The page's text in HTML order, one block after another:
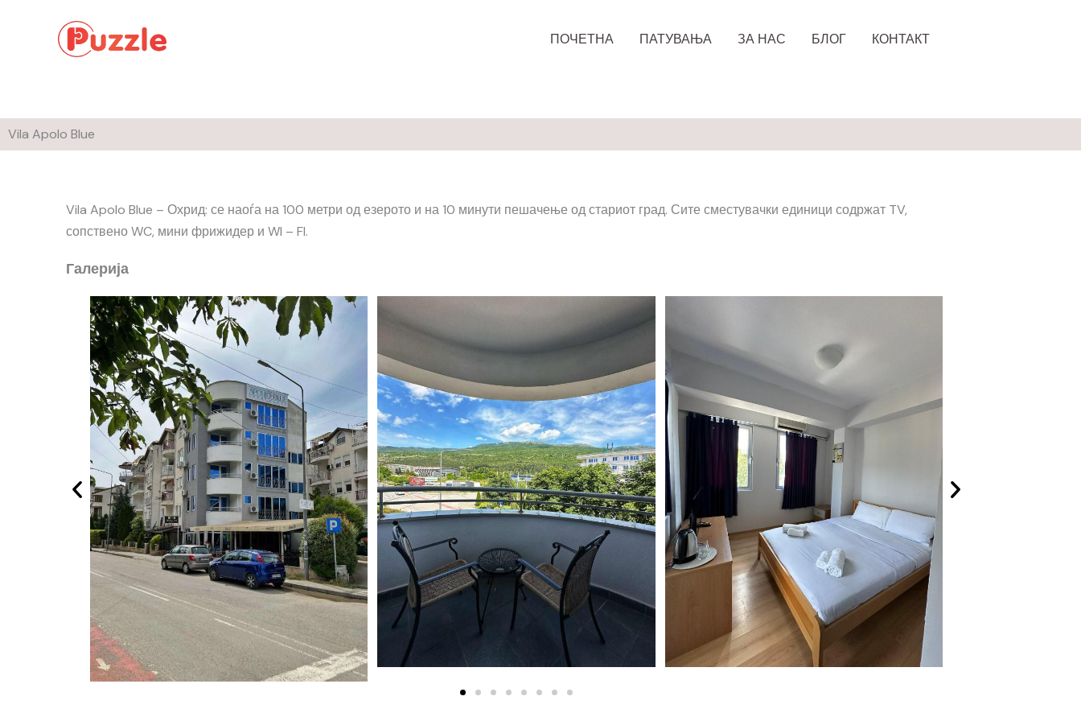
ПОЧЕТНА ПАТУВАЊА ЗА НАС БЛОГ КОНТАКТ
Vila Apolo Blue
Vila Apolo Blue – Охрид: се наоѓа на 100 метри од езерото и на 10 минути пешачење од стариот град. Сите сместувачки единици содржат TV,
сопствено WC, мини фрижидер и WI – FI.
Галерија